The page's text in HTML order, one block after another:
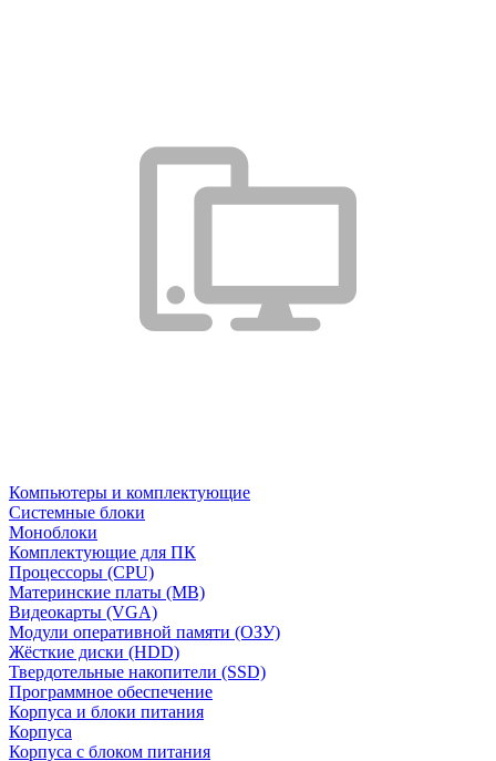
Компьютеры и комплектующие
Системные блоки
Моноблоки
Комплектующие для ПК
Процессоры (CPU)
Материнские платы (MB)
Видеокарты (VGA)
Модули оперативной памяти (ОЗУ)
Жёсткие диски (HDD)
Твердотельные накопители (SSD)
Программное обеспечение
Корпуса и блоки питания
Корпуса
Корпуса с блоком питания